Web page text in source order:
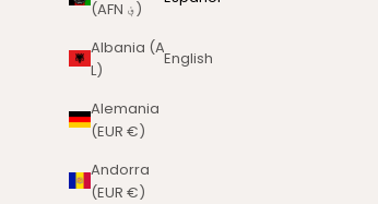
(AFN ؋)
Albania (ALL
L)
Alemania
(EUR €)
Andorra
(EUR €)
English